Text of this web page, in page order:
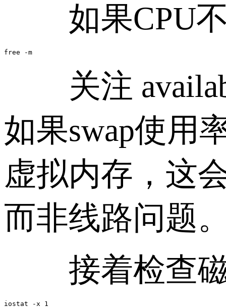
如果CPU不
free -m
关注
如果swap使用
虚拟内存，这
而非线路问题
接着检查磁
iostat -x 1